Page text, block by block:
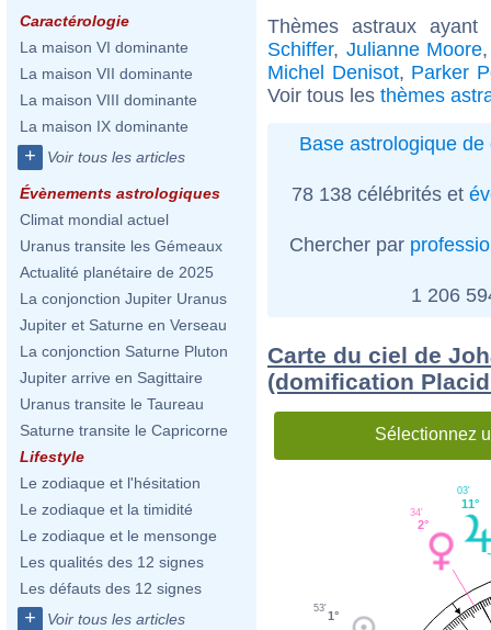
Caractérologie
La maison VI dominante
La maison VII dominante
La maison VIII dominante
La maison IX dominante
+ Voir tous les articles
Évènements astrologiques
Climat mondial actuel
Uranus transite les Gémeaux
Actualité planétaire de 2025
La conjonction Jupiter Uranus
Jupiter et Saturne en Verseau
La conjonction Saturne Pluton
Jupiter arrive en Sagittaire
Uranus transite le Taureau
Saturne transite le Capricorne
Lifestyle
Le zodiaque et l'hésitation
Le zodiaque et la timidité
Le zodiaque et le mensonge
Les qualités des 12 signes
Les défauts des 12 signes
+ Voir tous les articles
Thèmes astraux
Schiffer, Julianne Moore
Michel Denisot, Parker
Voir tous les thèmes
Base astrologique de
78 138 célébrités et
Chercher par
1 206
Carte du ciel de
(domification
Sélectionnez
11°
03'
2°
34'
1°
53'